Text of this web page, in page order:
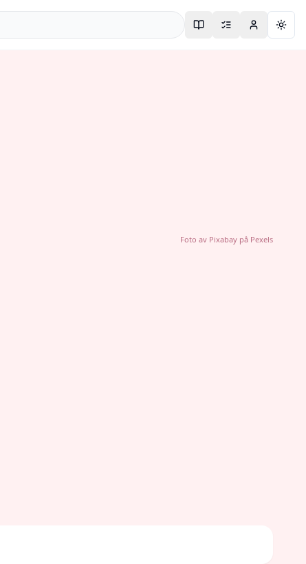
Foto av Pixabaypå Pexels